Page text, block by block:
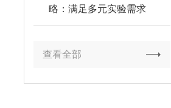
略：满足多元实验需求
查看全部